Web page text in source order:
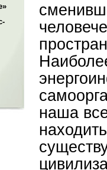
наша